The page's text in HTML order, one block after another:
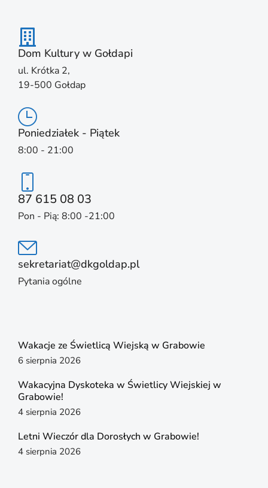
Dom Kultury w Gołdapi
ul. Krótka 2,
19-500 Gołdap
Poniedziałek - Piątek
8:00 - 21:00
87 615 08 03
Pon - Pią: 8:00 -21:00
sekretariat@dkgoldap.pl
Pytania ogólne
Wakacje ze Świetlicą Wiejską w Grabowie
6 sierpnia 2026
Wakacyjna Dyskoteka w Świetlicy Wiejskiej w
Grabowie!
4 sierpnia 2026
Letni Wieczór dla Dorosłych w Grabowie!
4 sierpnia 2026